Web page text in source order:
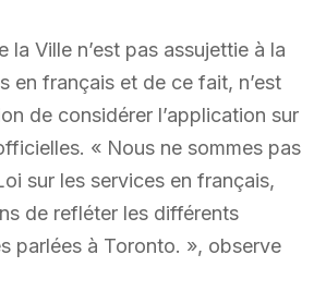
la Ville n’est pas assujettie à la
en français et de ce fait, n’est
de considérer l’application sur
« Nous ne sommes pas
sur les services en français,
de refléter les différents
parlées à Toronto. », observe